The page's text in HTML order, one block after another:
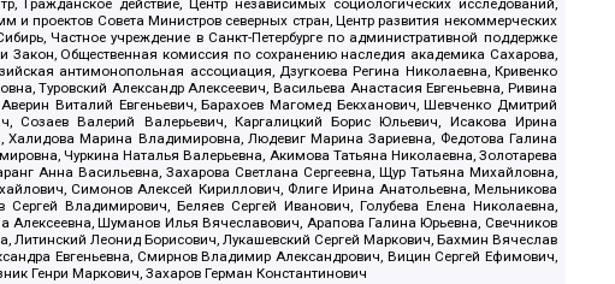
Гражданское действие, Центр независимых социологических исследований,
Совета Министров северных стран, Центр развития некоммерческих
Частное учреждение в Санкт-Петербурге по административной поддержке
Закон, Общественная комиссия по сохранению наследия академика Сахарова,
антимонопольная ассоциация, Дзугкоева Регина Николаевна, Кривенко
Туровский Александр Алексеевич, Васильева Анастасия Евгеньевна, Ривина
Виталий Евгеньевич, Барахоев Магомед Бекханович, Шевченко Дмитрий
Созаев Валерий Валерьевич, Каргалицкий Борис Юльевич, Исакова Ирина
Халидова Марина Владимировна, Людевиг Марина Зариевна, Федотова Галина
Чуркина Наталья Валерьевна, Акимова Татьяна Николаевна, Золотарева
Анна Васильевна, Захарова Светлана Сергеевна, Щур Татьяна Михайловна,
Симонов Алексей Кириллович, Флиге Ирина Анатольевна, Мельникова
Владимирович, Беляев Сергей Иванович, Голубева Елена Николаевна,
Алексеевна, Шуманов Илья Вячеславович, Арапова Галина Юрьевна, Свечников
Леонид Борисович, Лукашевский Сергей Маркович, Бахмин Вячеслав
Евгеньевна, Смирнов Владимир Александрович, Вицин Сергей Ефимович,
Генри Маркович, Захаров Герман Константинович